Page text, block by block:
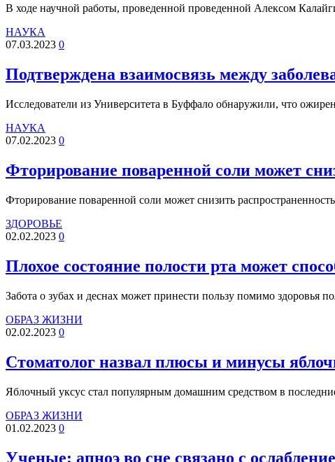
В ходе научной работы, проведенной проведенной Алексом
НАУКА
07.03.2023 0
Подтверждена взаимосвязь между
Исследователи из Университета в Буффало обнаружили, что
НАУКА
07.02.2023 0
Фторирование поваренной соли может
Фторирование поваренной соли может снизить
ЗДОРОВЬЕ
02.02.2023 0
Плохое состояние полости рта может
Забота о зубах и деснах может принести пользу помимо здоровья
ОБРАЗ ЖИЗНИ
02.02.2023 0
Стоматолог назвал плюсы и минусы
Яблочный уксус стал популярным домашним средством в
ОБРАЗ ЖИЗНИ
01.02.2023 0
Ученые: апноэ во сне связано с